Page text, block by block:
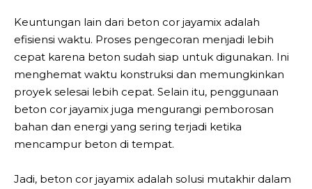
Keuntungan lain dari beton cor jayamix adalah
efisiensi waktu. Proses pengecoran menjadi lebih
cepat karena beton sudah siap untuk digunakan. Ini
menghemat waktu konstruksi dan memungkinkan
proyek selesai lebih cepat. Selain itu, penggunaan
beton cor jayamix juga mengurangi pemborosan
bahan dan energi yang sering terjadi ketika
mencampur beton di tempat.
Jadi, beton cor jayamix adalah solusi mutakhir dalam